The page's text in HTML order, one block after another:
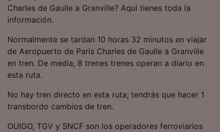
Charles de Gaulle a Granville? Aquí tienes toda la
información.
Normalmente se tardan 10 horas 32 minutos en viajar
de Aeropuerto de Paris Charles de Gaulle a Granville
en tren. De media, 8 trenes trenes operan a diario en
esta ruta.
No hay tren directo en esta ruta; tendrás que hacer 1
transbordo cambios de tren.
OUIGO, TGV y SNCF son los operadores ferroviarios
precisa. Analizar activamente las
características del dispositivo para su
dispositivo y/o acceder a ella. Publicidad y
contenido personalizados, medición de
publicidad y contenido, investigación de
audiencia y desarrollo de servicios.